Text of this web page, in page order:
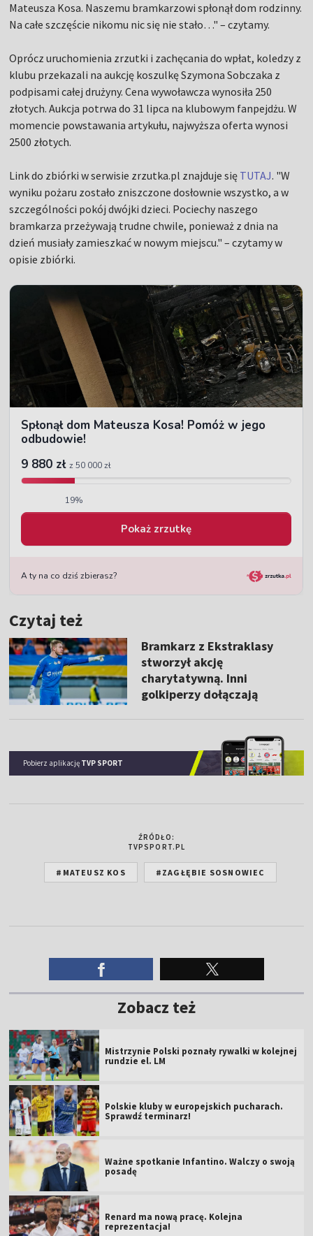
Mateusza Kosa. Naszemu bramkarzowi spłonął dom rodzinny.
Na całe szczęście nikomu nic się nie stało…" – czytamy.
Oprócz uruchomienia zrzutki i zachęcania do wpłat, koledzy z
klubu przekazali na aukcję koszulkę Szymona Sobczaka z
podpisami całej drużyny. Cena wywoławcza wynosiła 250
złotych. Aukcja potrwa do 31 lipca na klubowym fanpejdżu. W
momencie powstawania artykułu, najwyższa oferta wynosi
2500 złotych.
Link do zbiórki w serwisie zrzutka.pl znajduje się TUTAJ. "W
wyniku pożaru zostało zniszczone dosłownie wszystko, a w
szczególności pokój dwójki dzieci. Pociechy naszego
bramkarza przeżywają trudne chwile, ponieważ z dnia na
dzień musiały zamieszkać w nowym miejscu." – czytamy w
opisie zbiórki.
Czytaj też
Bramkarz z Ekstraklasy
stworzył akcję
charytatywną. Inni
golkiperzy dołączają
Pobierz aplikację TVP SPORT
ŹRÓDŁO:
TVPSPORT.PL
#MATEUSZ KOS #ZAGŁĘBIE SOSNOWIEC
Zobacz też
Mistrzynie Polski poznały rywalki w kolejnej
rundzie el. LM
Polskie kluby w europejskich pucharach.
Sprawdź terminarz!
Ważne spotkanie Infantino. Walczy o swoją
posadę
Renard ma nową pracę. Kolejna
reprezentacja!